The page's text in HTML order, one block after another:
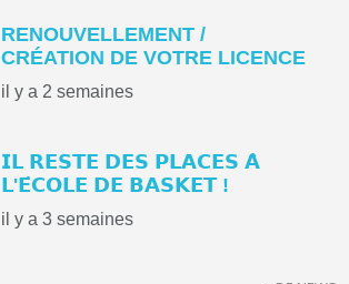
RENOUVELLEMENT /
CRÉATION DE VOTRE LICENCE
il y a 2 semaines
𝗜𝗟 𝗥𝗘𝗦𝗧𝗘 𝗗𝗘𝗦 𝗣𝗟𝗔𝗖𝗘𝗦 𝗔̀
𝗟'𝗘́𝗖𝗢𝗟𝗘 𝗗𝗘 𝗕𝗔𝗦𝗞𝗘𝗧 !
il y a 3 semaines